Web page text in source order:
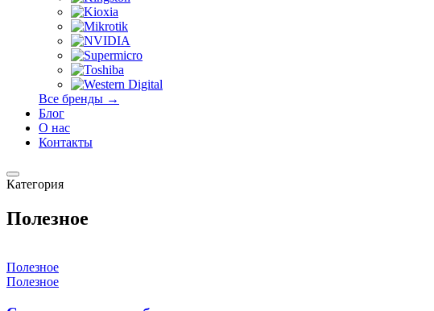
Все бренды →
Блог
О нас
Контакты
Категория
Полезное
Полезное
Полезное